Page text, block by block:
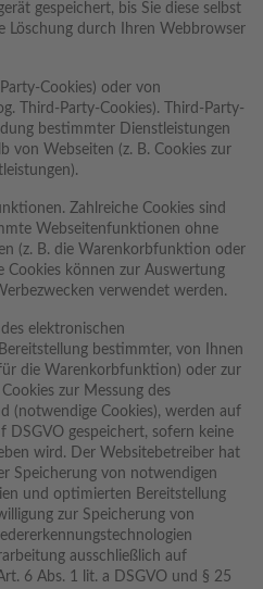
gespeichert, bis Sie diese selbst
Löschung durch Ihren Webbrowser
Cookies) oder von
Third-Party-Cookies). Third-Party-
bestimmter Dienstleistungen
von Webseiten (z. B. Cookies zur
Zahlreiche Cookies sind
Webseitenfunktionen ohne
(z. B. die Warenkorbfunktion oder
Cookies können zur Auswertung
verwendet werden.
elektronischen
bestimmter, von Ihnen
die Warenkorbfunktion) oder zur
zur Messung des
(notwendige Cookies), werden auf
DSGVO gespeichert, sofern keine
wird. Der Websitebetreiber hat
Speicherung von notwendigen
und optimierten Bereitstellung
zur Speicherung von
ausschließlich auf
6 Abs. 1 lit. a DSGVO und § 25